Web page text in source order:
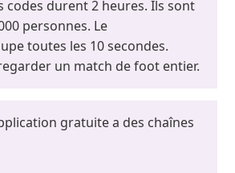
codes durent 2 heures. Ils sont
personnes. Le
toutes les 10 secondes.
un match de foot entier.
gratuite a des chaînes